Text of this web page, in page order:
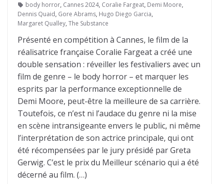
body horror, Cannes 2024, Coralie Fargeat, Demi Moore,
Dennis Quaid, Gore Abrams, Hugo Diego Garcia,
Margaret Qualley, The Substance
Présenté en compétition à Cannes, le film de la
réalisatrice française Coralie Fargeat a créé une
double sensation : réveiller les festivaliers avec un
film de genre – le body horror – et marquer les
esprits par la performance exceptionnelle de
Demi Moore, peut-être la meilleure de sa carrière.
Toutefois, ce n’est ni l’audace du genre ni la mise
en scène intransigeante envers le public, ni même
l’interprétation de son actrice principale, qui ont
été récompensées par le jury présidé par Greta
Gerwig. C’est le prix du Meilleur scénario qui a été
décerné au film. (…)